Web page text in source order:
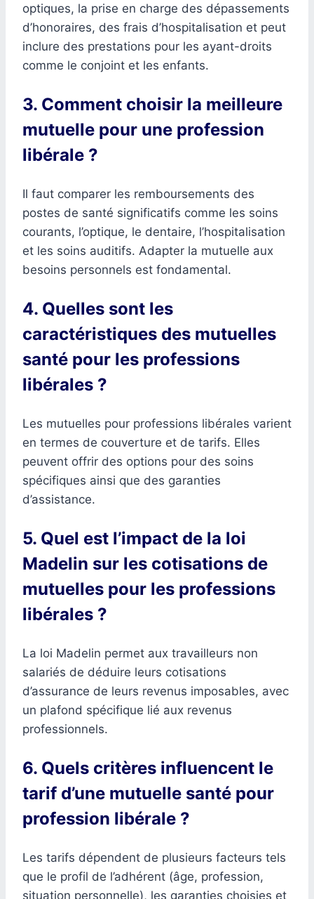
optiques, la prise en charge des dépassements
d’honoraires, des frais d’hospitalisation et peut
inclure des prestations pour les ayant-droits
comme le conjoint et les enfants.
3. Comment choisir la meilleure
mutuelle pour une profession
libérale ?
Il faut comparer les remboursements des
postes de santé significatifs comme les soins
courants, l’optique, le dentaire, l’hospitalisation
et les soins auditifs. Adapter la mutuelle aux
besoins personnels est fondamental.
4. Quelles sont les
caractéristiques des mutuelles
santé pour les professions
libérales ?
Les mutuelles pour professions libérales varient
en termes de couverture et de tarifs. Elles
peuvent offrir des options pour des soins
spécifiques ainsi que des garanties
d’assistance.
5. Quel est l’impact de la loi
Madelin sur les cotisations de
mutuelles pour les professions
libérales ?
La loi Madelin permet aux travailleurs non
salariés de déduire leurs cotisations
d’assurance de leurs revenus imposables, avec
un plafond spécifique lié aux revenus
professionnels.
6. Quels critères influencent le
tarif d’une mutuelle santé pour
profession libérale ?
Les tarifs dépendent de plusieurs facteurs tels
que le profil de l’adhérent (âge, profession,
situation personnelle), les garanties choisies et